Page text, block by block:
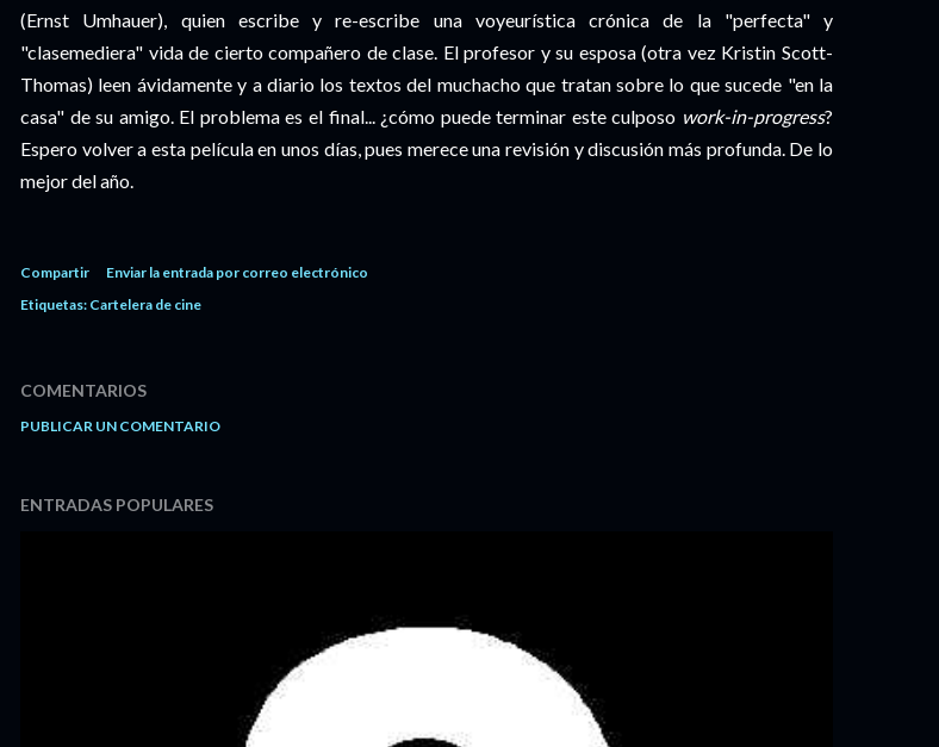
(Ernst Umhauer), quien escribe y re-escribe una voyeurística crónica de la "perfecta" y
"clasemediera" vida de cierto compañero de clase. El profesor y su esposa (otra vez Kristin Scott-
Thomas) leen ávidamente y a diario los textos del muchacho que tratan sobre lo que sucede "en la
casa" de su amigo. El problema es el final... ¿cómo puede terminar este culposo work-in-progress?
Espero volver a esta película en unos días, pues merece una revisión y discusión más profunda. De lo
mejor del año.
Compartir
Enviar la entrada por correo electrónico
Etiquetas: Cartelera de cine
COMENTARIOS
PUBLICAR UN COMENTARIO
ENTRADAS POPULARES